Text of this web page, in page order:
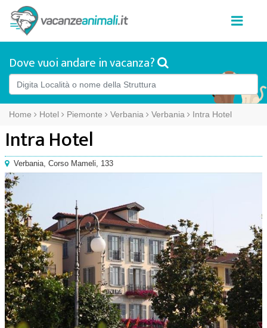
Dove vuoi andare in vacanza?
Home Hotel Piemonte Verbania Verbania Intra Hotel
Intra Hotel
Verbania, Corso Mameli, 133